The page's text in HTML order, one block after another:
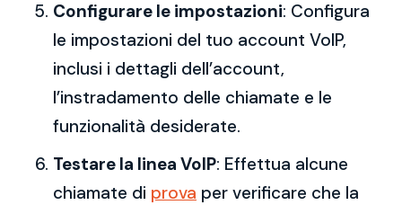
Configurare le impostazioni: Configura
le impostazioni del tuo account VoIP,
inclusi i dettagli dell’account,
l’instradamento delle chiamate e le
funzionalità desiderate.
Testare la linea VoIP: Effettua alcune
chiamate di prova per verificare che la